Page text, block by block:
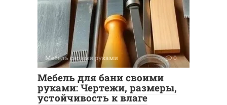
Мебель своими руками 0
Мебель для бани своими
руками: Чертежи, размеры,
устойчивость к влаге